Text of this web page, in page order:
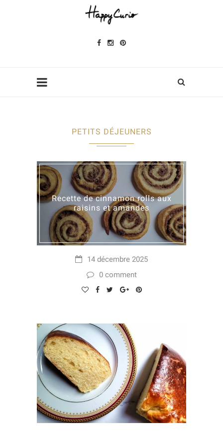
PETITS DÉJEUNERS
Recette de cinnamon rolls aux
raisins et amandes
14 décembre 2025
0 comment